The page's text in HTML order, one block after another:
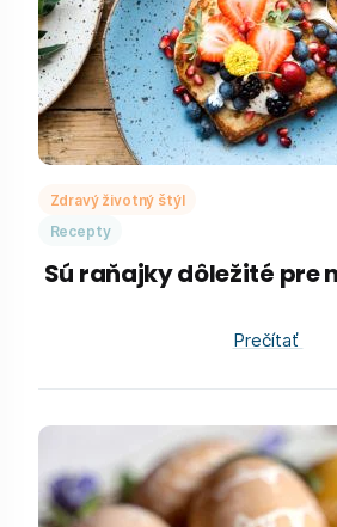
Zdravý životný štýl
Recepty
Sú raňajky dôležité pre
Prečítať